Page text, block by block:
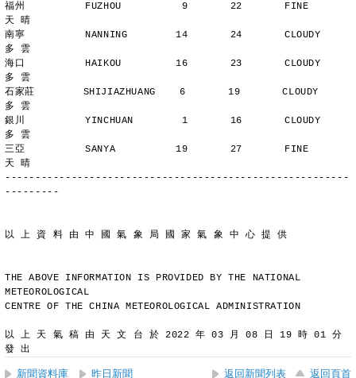
福州          FUZHOU          9       22       FINE
天 晴
南寧          NANNING        14       24       CLOUDY
多 雲
海口          HAIKOU         16       23       CLOUDY
多 雲
石家莊        SHIJIAZHUANG    6       19       CLOUDY
多 雲
銀川          YINCHUAN        1       16       CLOUDY
多 雲
三亞          SANYA          19       27       FINE
天 晴
---------------------------------------------------------
---------
以 上 資 料 由 中 國 氣 象 局 國 家 氣 象 中 心 提 供
THE ABOVE INFORMATION IS PROVIDED BY THE NATIONAL
METEOROLOGICAL
CENTRE OF THE CHINA METEOROLOGICAL ADMINISTRATION
以 上 天 氣 稿 由 天 文 台 於 2022 年 03 月 08 日 19 時 01 分
發 出
新聞資料庫 昨日新聞 返回新聞列表 返回頁首